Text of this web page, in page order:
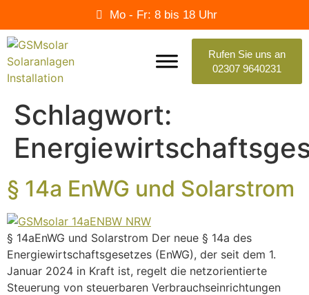
Mo - Fr: 8 bis 18 Uhr
Rufen Sie uns an
02307 9640231
Schlagwort:
§ 14a EnWG und Solarstrom
§ 14aEnWG und Solarstrom Der neue § 14a des
Energiewirtschaftsgesetzes (EnWG), der seit dem 1.
Januar 2024 in Kraft ist, regelt die netzorientierte
Steuerung von steuerbaren Verbrauchseinrichtungen